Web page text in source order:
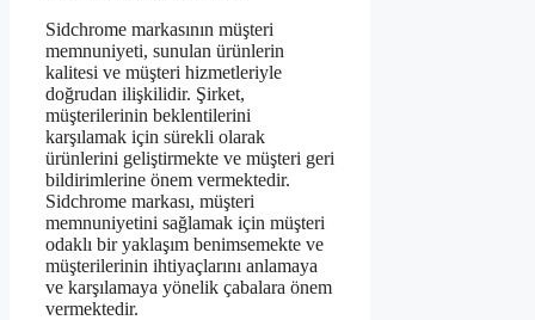
Sidchrome markasının müşteri
memnuniyeti, sunulan ürünlerin
kalitesi ve müşteri hizmetleriyle
doğrudan ilişkilidir. Şirket,
müşterilerinin beklentilerini
karşılamak için sürekli olarak
ürünlerini geliştirmekte ve müşteri geri
bildirimlerine önem vermektedir.
Sidchrome markası, müşteri
memnuniyetini sağlamak için müşteri
odaklı bir yaklaşım benimsemekte ve
müşterilerinin ihtiyaçlarını anlamaya
ve karşılamaya yönelik çabalara önem
vermektedir.